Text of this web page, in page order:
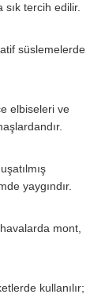
sık tercih edilir.
süslemelerde
elbiseleri ve
yaygındır.
mont,
kullanılır;